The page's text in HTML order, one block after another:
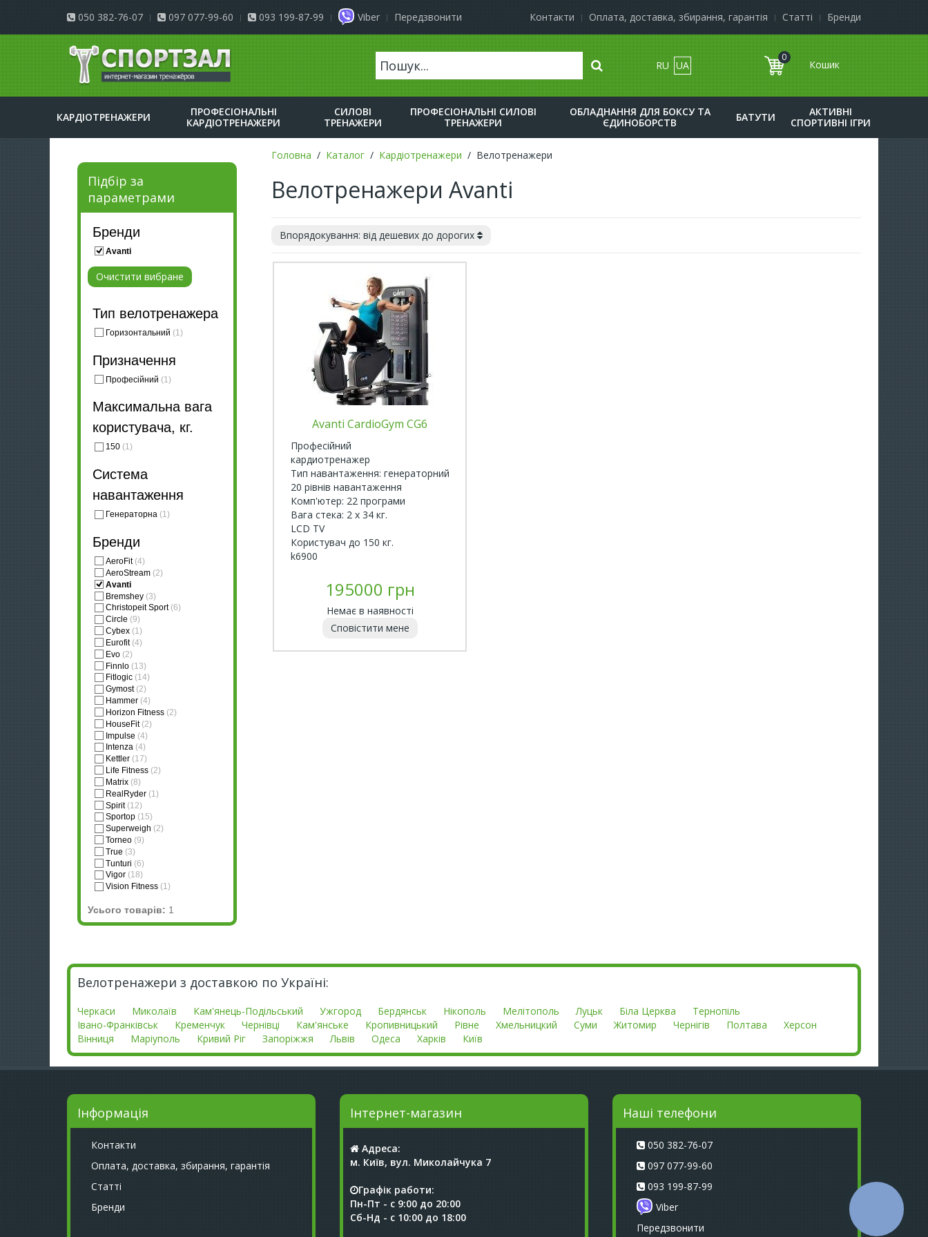
050 382-76-07 097 077-99-60 093 199-87-99 Viber Передзвонити Контакти Оплата, доставка, збирання, гарантія Статті Бренди
Пошук
RU UA
0
КАРДІОТРЕНАЖЕРИ
ПРОФЕСІОНАЛЬНІ
КАРДІОТРЕНАЖЕРИ
СИЛОВІ
ТРЕНАЖЕРИ
ПРОФЕСІОНАЛЬНІ СИЛОВІ
ТРЕНАЖЕРИ
ОБЛАДНАННЯ ДЛЯ БОКСУ ТА
ЄДИНОБОРСТВ
БАТУТИ
АКТИВНІ
СПОРТИВНІ ІГРИ
Головна Каталог Кардіотренажери Велотренажери
Велотренажери Avanti
Впорядокування: від дешевих до дорогих
Avanti CardioGym CG6
Професійний
кардиотренажер
Тип навантаження: генераторний
20 рівнів навантаження
Комп'ютер: 22 програми
Вага стека: 2 х 34 кг.
LCD TV
Користувач до 150 кг.
k6900
195000 грн
Немає в наявності
Сповістити мене
Підбір за
параметрами
Бренди
Avanti
Очистити вибране
Тип велотренажера
Горизонтальний (1)
Призначення
Професійний (1)
Максимальна вага
користувача, кг.
150 (1)
Система
навантаження
Генераторна (1)
Бренди
AeroFit (4)
AeroStream (2)
Avanti
Bremshey (3)
Christopeit Sport (6)
Circle (9)
Cybex (1)
Eurofit (4)
Evo (2)
Finnlo (13)
Fitlogic (14)
Gymost (2)
Hammer (4)
Horizon Fitness (2)
HouseFit (2)
Impulse (4)
Intenza (4)
Kettler (17)
Life Fitness (2)
Matrix (8)
RealRyder (1)
Spirit (12)
Sportop (15)
Superweigh (2)
Torneo (9)
True (3)
Tunturi (6)
Vigor (18)
Vision Fitness (1)
Усього товарів: 1
Велотренажери з доставкою по Україні:
Черкаси Миколаїв Кам'янець-Подільський Ужгород Бердянськ Нікополь Мелітополь Луцьк Біла Церква
Тернопіль
Івано-Франківськ
Кременчук Чернівці Кам'янське Кропивницький Рівне Хмельницкий Суми Житомир Чернігів Полтава
Херсон
Вінниця
Маріуполь Кривий Ріг Запоріжжя Львів Одеса Харків Київ
Інформація
Контакти
Оплата, доставка, збирання, гарантія
Статті
Бренди
Інтернет-магазин
Адреса:
м. Київ, вул. Миколайчука 7
Графік работи:
Пн-Пт - с 9:00 до 20:00
Сб-Нд - с 10:00 до 18:00
Наші телефони
050 382-76-07
097 077-99-60
093 199-87-99
Viber
Передзвонити